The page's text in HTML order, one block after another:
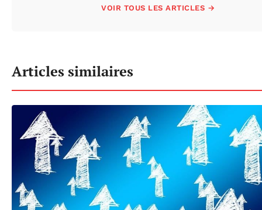
VOIR TOUS LES ARTICLES →
Articles similaires